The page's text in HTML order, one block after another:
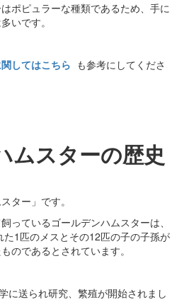
ポピュラーな種類であるため、手に
いです。
してはこちら も参考にしてくださ
ムスターの歴史
ター」です。
っているゴールデンハムスターは、
1匹のメスとその12匹の子の子孫が
のであるとされています。
に送られ研究、繁殖が開始されまし